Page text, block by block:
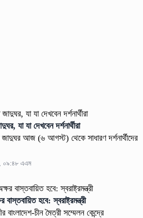
যা যা দেখবেন দর্শনার্থীরা
আজ (৬ আগস্ট) থেকে সাধারণ দর্শনার্থীদের
০৯:৪৮ এএম
হবে: স্বরাষ্ট্রমন্ত্রী
চীন মৈত্রী সম্মেলন কেন্দ্রে